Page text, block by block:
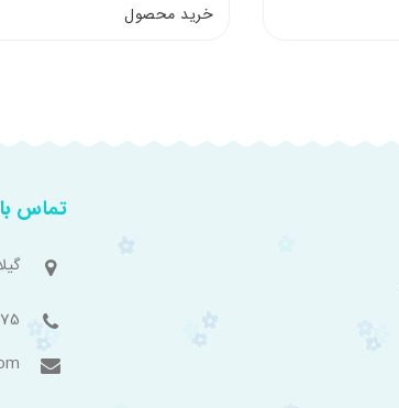
خرید محصول
تماس